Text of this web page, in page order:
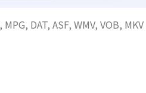
DAT, ASF, WMV, VOB,